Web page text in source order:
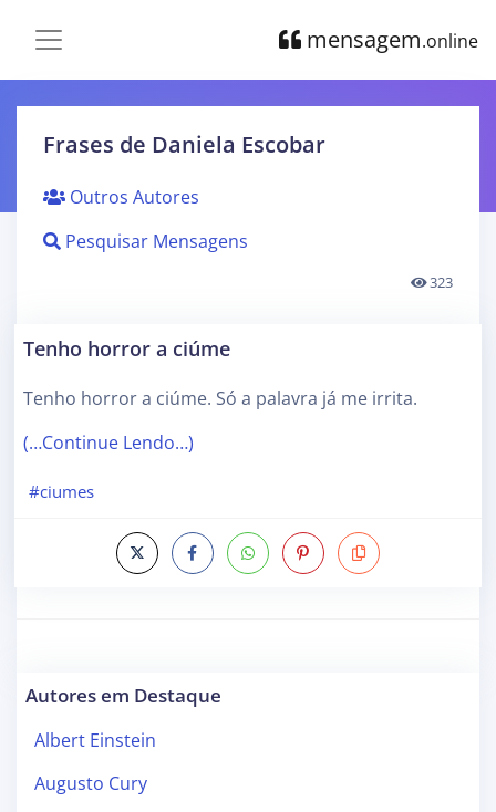
mensagem.online
Frases de Daniela Escobar
Outros Autores
Pesquisar Mensagens
323
Tenho horror a ciúme
Tenho horror a ciúme. Só a palavra já me irrita.
(…Continue Lendo…)
#ciumes
Autores em Destaque
Albert Einstein
Augusto Cury